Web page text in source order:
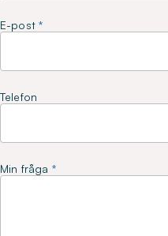
E-post
Telefon
Min fråga